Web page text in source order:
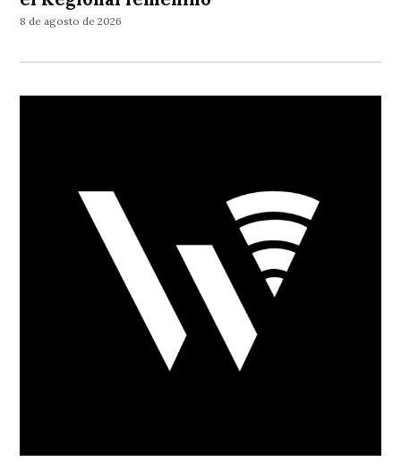
8 de agosto de 2026